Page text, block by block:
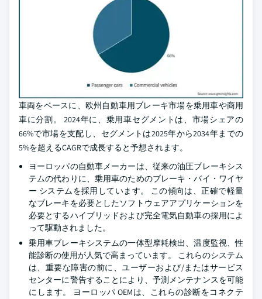
車両をベースに、欧州自動車用ブレーキ市場を乗用車や商用
車に分割。 2024年に、乗用車セグメントは、市場シェアの
66%で市場を支配し、セグメントは2025年から2034年までの
5%を超えるCAGRで成長すると予想されます。
ヨーロッパの自動車メーカーは、従来の油圧ブレーキシス
テムの代わりに、乗用車のためのブレーキ・バイ・ワイヤ
ー システムを採用しています。 この傾向は、正確で軽量
なブレーキを必要としたソフトウェアアプリケーションを
必要とするハイブリッドおよび完全電気自動車の採用によ
って駆動されました。
乗用車ブレーキシステムの一体型摩耗検出、温度監視、性
能診断の使用が人気で高まっています。 これらのシステム
は、重要な障害の前に、ユーザーおよび/またはサービス
センターに警告することにより、予測メンテナンスを可能
にします。 ヨーロッパ OEMは、これらの診断をコネクテ